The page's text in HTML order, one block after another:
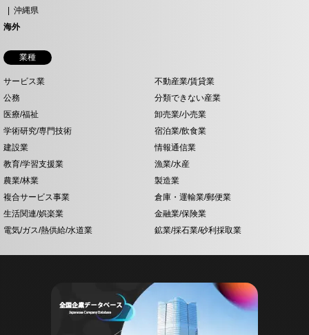
沖縄県
海外
業種
サービス業
不動産業/賃貸業
公務
分類できない産業
医療/福祉
卸売業/小売業
学術研究/専門技術
宿泊業/飲食業
建設業
情報通信業
教育/学習支援業
漁業/水産
農業/林業
製造業
複合サービス事業
倉庫・運輸業/郵便業
生活関連/娯楽業
金融業/保険業
電気/ガス/熱供給/水道業
鉱業/採石業/砂利採取業